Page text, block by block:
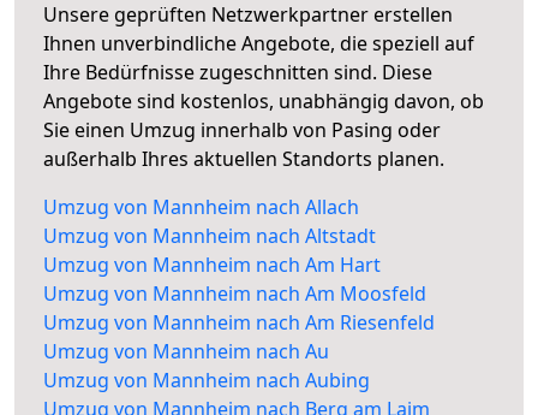
Unsere geprüften Netzwerkpartner erstellen
Ihnen unverbindliche Angebote, die speziell auf
Ihre Bedürfnisse zugeschnitten sind. Diese
Angebote sind kostenlos, unabhängig davon, ob
Sie einen Umzug innerhalb von Pasing oder
außerhalb Ihres aktuellen Standorts planen.
Umzug von Mannheim nach Allach
Umzug von Mannheim nach Altstadt
Umzug von Mannheim nach Am Hart
Umzug von Mannheim nach Am Moosfeld
Umzug von Mannheim nach Am Riesenfeld
Umzug von Mannheim nach Au
Umzug von Mannheim nach Aubing
Umzug von Mannheim nach Berg am Laim